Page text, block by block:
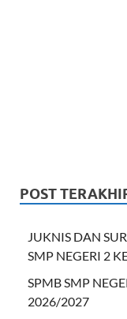
POST
JUKNIS DAN
SMP NEGERI 2
SPMB SMP
2026/2027